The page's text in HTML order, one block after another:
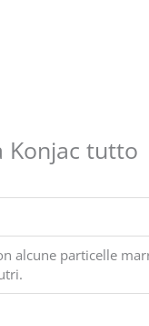
Konjac tutto
alcune particelle